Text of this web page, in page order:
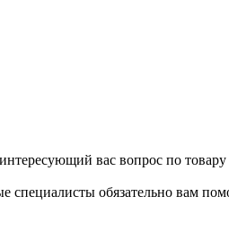
вас вопрос по товару
обязательно вам